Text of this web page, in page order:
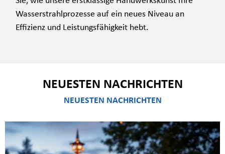
Wasserstrahlprozesse auf ein neues Niveau an
Effizienz und Leistungsfähigkeit hebt.
NEUESTEN NACHRICHTEN
NEUESTEN NACHRICHTEN